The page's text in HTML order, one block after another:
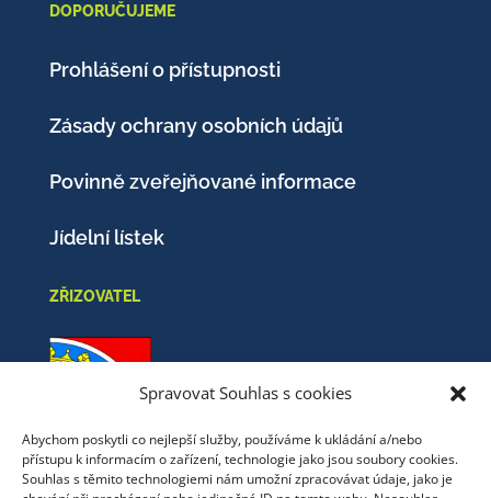
Spravovat Souhlas s cookies
Abychom poskytli co nejlepší služby, používáme k ukládání a/nebo
přístupu k informacím o zařízení, technologie jako jsou soubory cookies.
Souhlas s těmito technologiemi nám umožní zpracovávat údaje, jako je
DOPORUČUJEME
Prohlášení o přístupnosti
Zásady ochrany osobních údajů
Povinně zveřejňované informace
Jídelní lístek
ZŘIZOVATEL
Obec Nový Oldřichov